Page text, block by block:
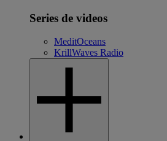
Series de videos
MeditOceans
KrillWaves Radio